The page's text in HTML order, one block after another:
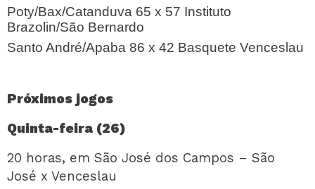
Poty/Bax/Catanduva 65 x 57 Instituto
Brazolin/São Bernardo
Santo André/Apaba 86 x 42 Basquete Venceslau
Próximos jogos
Quinta-feira (26)
20 horas, em São José dos Campos – São
José x Venceslau